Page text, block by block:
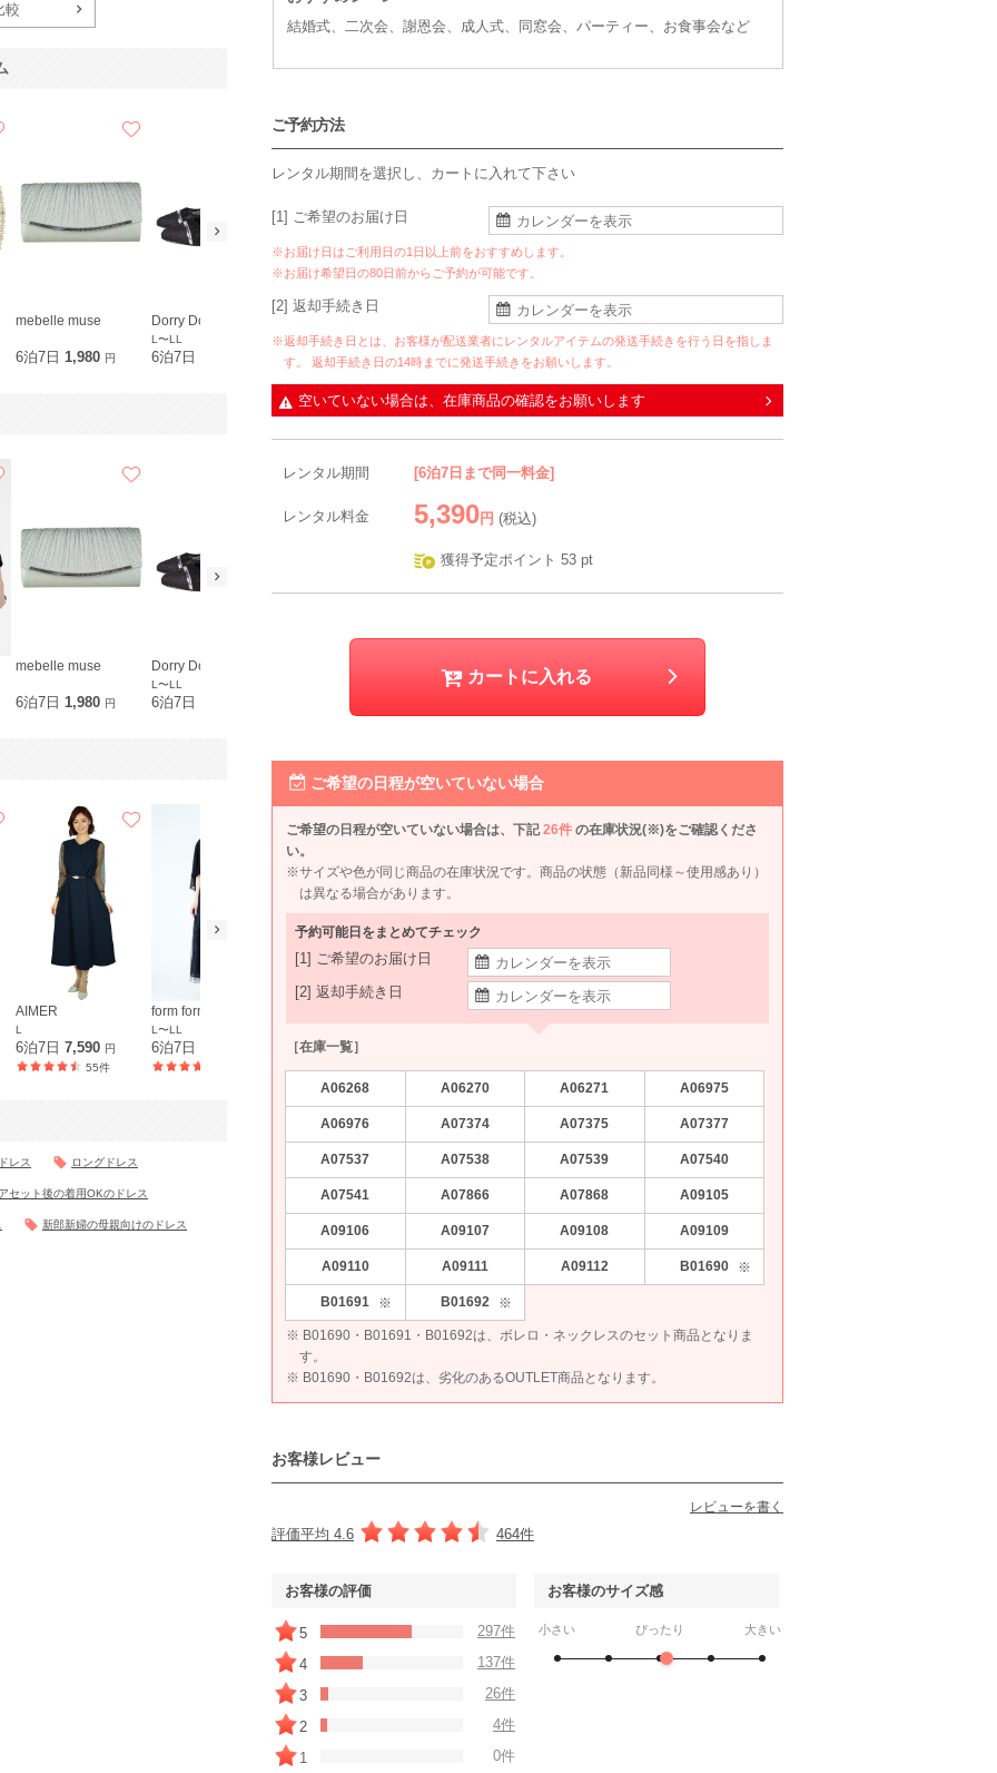
結婚式、二次会、謝恩会、成人式、同窓会、パーティー、お食事会など
ご予約方法
レンタル期間を選択し、カートに入れて下さい
[1] ご希望のお届け日
※お届け日はご利用日の1日以上前をおすすめします。
※お届け希望日の80日前からご予約が可能です。
[2] 返却手続き日
※返却手続き日とは、お客様が配送業者にレンタルアイテムの発送手続きを行う日を指しま
す。 返却手続き日の14時までに発送手続きをお願いします。
空いていない場合は、在庫商品の確認をお願いします
レンタル期間 [6泊7日まで同一料金]
レンタル料金 5,390 円 (税込)
獲得予定ポイント 53 pt
カートに入れる
ご希望の日程が空いていない場合
ご希望の日程が空いていない場合は、下記26件 の在庫状況(※)をご確認くださ
い。
※サイズや色が同じ商品の在庫状況です。商品の状態（新品同様～使用感あり）
は異なる場合があります。
予約可能日をまとめてチェック
[1] ご希望のお届け日
[2] 返却手続き日
［在庫一覧］
A06268 A06270 A06271 A06975
A06976 A07374 A07375 A07377
A07537 A07538 A07539 A07540
A07541 A07866 A07868 A09105
A09106 A09107 A09108 A09109
A09110 A09111 A09112 B01690 ※
B01691 ※ B01692 ※
※ B01690・B01691・B01692は、ボレロ・ネックレスのセット商品となりま
す。
※ B01690・B01692は、劣化のあるOUTLET商品となります。
お客様レビュー
レビューを書く
評価平均 4.6 464件
お客様の評価
5
297件
4
137件
3
26件
2
4件
1
0件
お客様のサイズ感
小さい ぴったり 大きい
較
mebelle muse
6泊7日1,980 円
Dorry Doll
L〜LL
6泊7日 6泊7日690円
mebelle muse
6泊7日1,980 円
Dorry Doll
L〜LL
6泊7日
PALME D'OR Dorry Doll
M〜L
AIMER
L
6泊7日7,590 円
55件
L〜LL
6泊7日 6泊7日12,490
8件
947件
組曲
105件
レス ロングドレス
セット後の着用OKのドレス
新郎新婦の母親向けのドレス